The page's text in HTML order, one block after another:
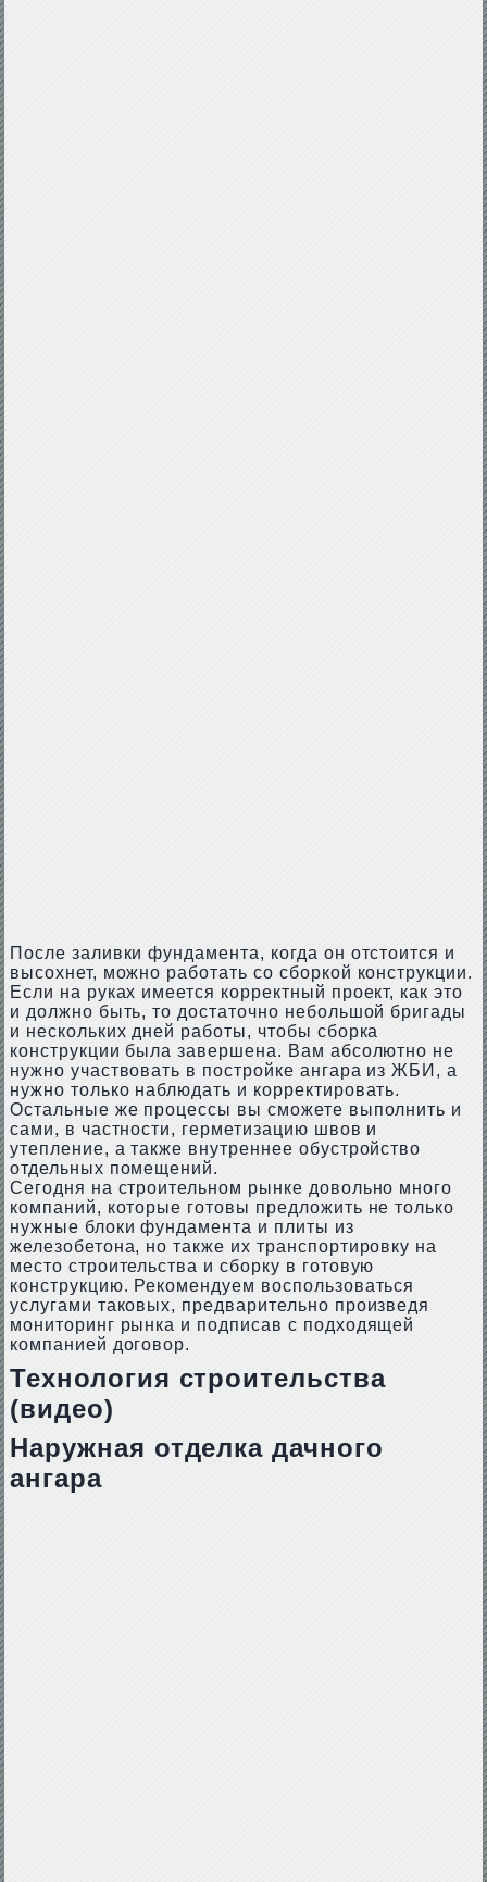
После заливки фундамента, когда он отстоится и
высохнет, можно работать со сборкой конструкции.
Если на руках имеется корректный проект, как это
и должно быть, то достаточно небольшой бригады
и нескольких дней работы, чтобы сборка
конструкции была завершена. Вам абсолютно не
нужно участвовать в постройке ангара из ЖБИ, а
нужно только наблюдать и корректировать.
Остальные же процессы вы сможете выполнить и
сами, в частности, герметизацию швов и
утепление, а также внутреннее обустройство
отдельных помещений.
Сегодня на строительном рынке довольно много
компаний, которые готовы предложить не только
нужные блоки фундамента и плиты из
железобетона, но также их транспортировку на
место строительства и сборку в готовую
конструкцию. Рекомендуем воспользоваться
услугами таковых, предварительно произведя
мониторинг рынка и подписав с подходящей
компанией договор.
Технология строительства
(видео)
Наружная отделка дачного
ангара